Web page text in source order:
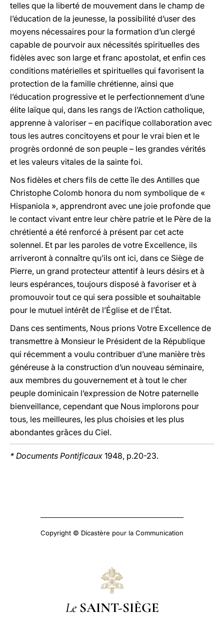
telles que la liberté de mouvement dans le champ de
l’éducation de la jeunesse, la possibilité d’user des
moyens nécessaires pour la formation d’un clergé
capable de pourvoir aux nécessités spirituelles des
fidèles avec son large et franc apostolat, et enfin ces
conditions matérielles et spirituelles qui favorisent la
protection de la famille chrétienne, ainsi que
l’éducation progressive et le perfectionnement d’une
élite laïque qui, dans les rangs de l’Action catholique,
apprenne à valoriser – en pacifique collaboration avec
tous les autres concitoyens et pour le vrai bien et le
progrès ordonné de son peuple – les grandes vérités
et les valeurs vitales de la sainte foi.
Nos fidèles et chers fils de cette île des Antilles que
Christophe Colomb honora du nom symbolique de «
Hispaniola », apprendront avec une joie profonde que
le contact vivant entre leur chère patrie et le Père de la
chrétienté a été renforcé à présent par cet acte
solennel. Et par les paroles de votre Excellence, ils
arriveront à connaître qu’ils ont ici, dans ce Siège de
Pierre, un grand protecteur attentif à leurs désirs et à
leurs espérances, toujours disposé à favoriser et à
promouvoir tout ce qui sera possible et souhaitable
pour le mutuel intérêt de l’Église et de l’État.
Dans ces sentiments, Nous prions Votre Excellence de
transmettre à Monsieur le Président de la République
qui récemment a voulu contribuer d’une manière très
généreuse à la construction d’un nouveau séminaire,
aux membres du gouvernement et à tout le cher
peuple dominicain l’expression de Notre paternelle
bienveillance, cependant que Nous implorons pour
tous, les meilleures, les plus choisies et les plus
abondantes grâces du Ciel.
* Documents Pontificaux 1948, p.20-23.
Copyright © Dicastère pour la Communication
Le SAINT-SIÈGE